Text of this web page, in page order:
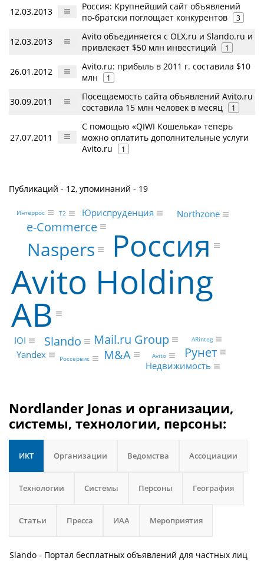
12.03.2013
Россия: Крупнейший сайт объявлений
по-братски поглощает конкурентов
3
12.03.2013
Avito объединяется с OLX.ru и Slando.ru и
привлекает $50 млн инвестиций
1
26.01.2012
Avito.ru: прибыль в 2011 г. составила $10
млн
1
30.09.2011
Посещаемость сайта объявлений Avito.ru
составила 15 млн человек в месяц
1
27.07.2011
С помощью «QIWI Кошелька» теперь
можно оплатить дополнительные услуги
Avito.ru
1
Публикаций - 12, упоминаний - 19
Avito Holding
AB
Россия
Naspers
Slando Mail.ru Group
e-Commerce
M&A Рунет
Yandex
Northzone
Недвижимость
Юриспруденция
IOI ARinteg
Россервис
Т2
Интеррос
Avito
Nordlander Jonas и организации,
системы, технологии, персоны:
ИКТ Организации Ведомства Ассоциации
Технологии Системы Персоны География
Статьи Пресса ИАА Мероприятия
Slando - Портал бесплатных объявлений для частных лиц